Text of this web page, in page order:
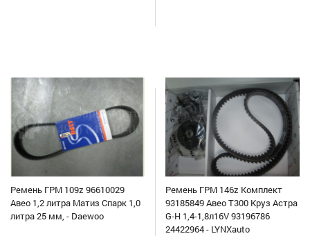
Ремень ГРМ 109z 96610029
Авео 1,2 литра Матиз Спарк 1,0
литра 25 мм, - Daewoo
Ремень ГРМ 146z Комплект
93185849 Авео Т300 Круз Астра
G-H 1,4-1,8л16V 93196786
24422964 - LYNXauto